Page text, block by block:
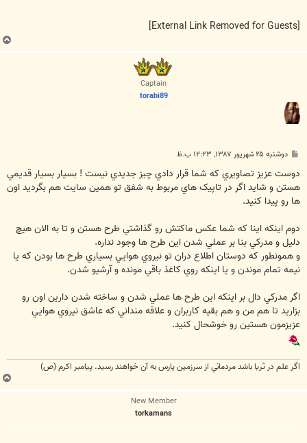
ب
ا
Captain
torabi89
پ
ت
دوشنبه ۲۵ شهریور ۱۳۸۷, ۱۲:۲۳ ب.ظ
دوست عزيز تصاويري که شما قرار دادي چيز جديدي نيست ! بسيار بسيار قديمي
هستن و شايد اگر در تاپيک هاي مربوط به شفق تو همين سايت هم بگرديد اون
ها رو پيدا کنيد.
دوم اينکه اينا که شما عکس ماکتش رو گذاشتي طرح هستن و تا به الان هيچ
دليل و مدرکي بنا بر عملي شدن اين طرح ها وجود نداره.
و همونطور که دوستان اطلاع دران تو نيروي هوايي بسياري طرح ها بودن که يا
نيمه تمام موندن و يا اينکه روي کاغذ باقي مونده و آرشيو شدن.
اگر مدرکي دال بر اينکه اين طرح ها عملي شدن و ساخته شدن دارين اون رو
بزاريد تا هم من و هم بقيه کاربران و علاقه منداني که عاشق نيروي هوايي
عزيزمون هستين رو خوشحال کنيد.
اگر علم در ثريا باشد مردماني از سرزمين پارس به آن خواهند رسيد. پيامبر اکرم (ص)
ب
ا
New Member
torkamans